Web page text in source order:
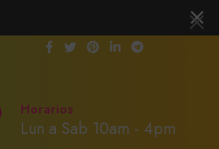
Horarios
Lun a Sab 10am - 4pm